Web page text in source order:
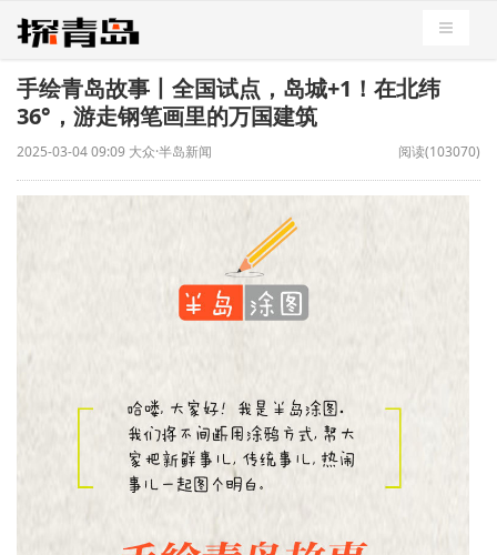
导航切
手绘青岛故事丨全国试点，岛城+1！在北纬
36°，游走钢笔画里的万国建筑
2025-03-04 09:09 大众·半岛新闻 阅读(103070)